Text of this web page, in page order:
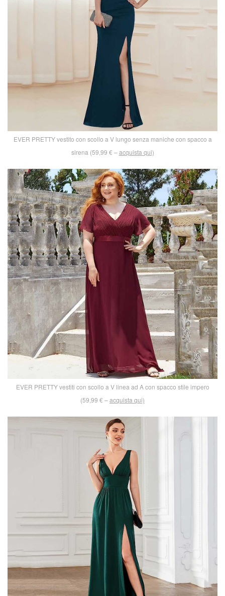
EVER PRETTY vestito con scollo a V lungo senza maniche con spacco a
sirena (59,99 € –acquista qui)
EVER PRETTY vestiti con scollo a V linea ad A con spacco stile impero
(59,99 € –acquista qui)